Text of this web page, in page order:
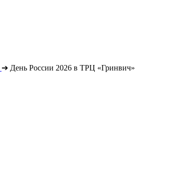
➔ День России 2026 в ТРЦ «Гринвич»